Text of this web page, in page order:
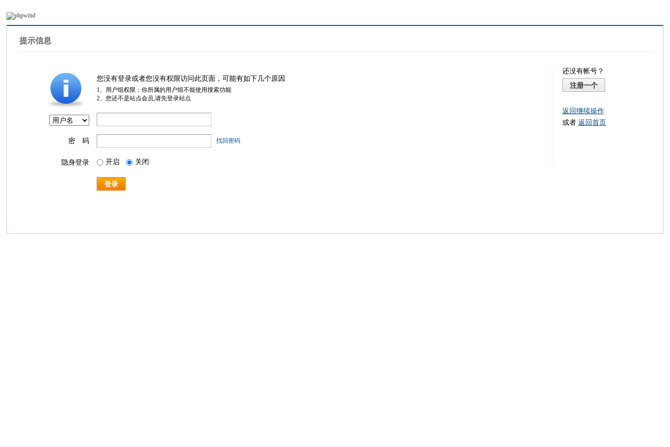
提示信息
您没有登录或者您没有权限访问此页面，可能有如下几个原因
1、用户组权限：你所属的用户组不能使用搜索功能
2、您还不是站点会员,请先登录站点
密 码 找回密码
隐身登录 开启 关闭
登录
还没有帐号？
注册一个
返回继续操作
或者 返回首页